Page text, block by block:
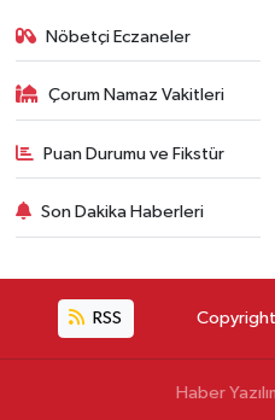
Nöbetçi Eczaneler
Çorum Namaz Vakitleri
Puan Durumu ve Fikstür
Son Dakika Haberleri
RSS Copyright
Haber